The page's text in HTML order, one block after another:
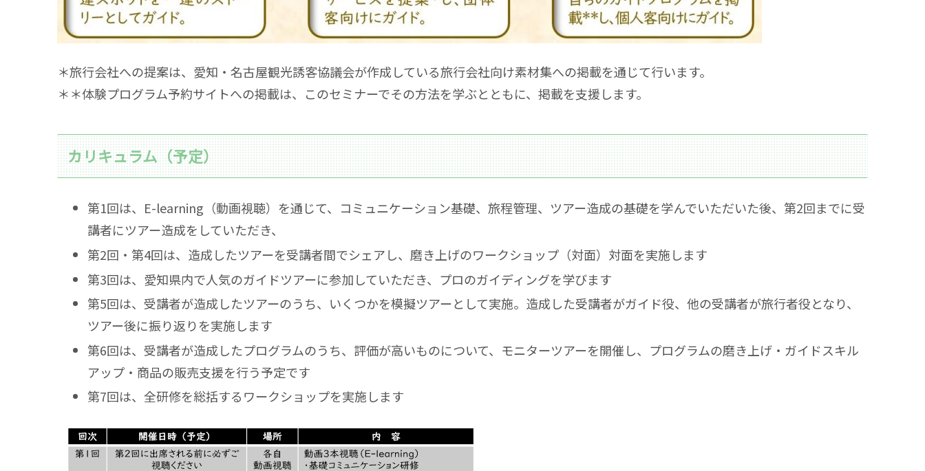
＊旅行会社への提案は、愛知・名古屋観光誘客協議会が作成している旅行会社向け素材集への掲載を通じて行います。
＊＊体験プログラム予約サイトへの掲載は、このセミナーでその方法を学ぶとともに、掲載を支援します。
カリキュラム（予定）
第1回は、E-learning（動画視聴）を通じて、コミュニケーション基礎、旅程管理、ツアー造成の基礎を学んでいただいた後、第2回までに受
講者にツアー造成をしていただき、
第2回・第4回は、造成したツアーを受講者間でシェアし、磨き上げのワークショップ（対面）対面を実施します
第3回は、愛知県内で人気のガイドツアーに参加していただき、プロのガイディングを学びます
第5回は、受講者が造成したツアーのうち、いくつかを模擬ツアーとして実施。造成した受講者がガイド役、他の受講者が旅行者役となり、
ツアー後に振り返りを実施します
第6回は、受講者が造成したプログラムのうち、評価が高いものについて、モニターツアーを開催し、プログラムの磨き上げ・ガイドスキル
アップ・商品の販売支援を行う予定です
第7回は、全研修を総括するワークショップを実施します